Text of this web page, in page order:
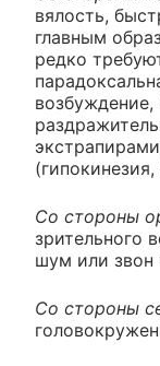
вялость,
главным
редко
Со стороны
зрительного
шум или звон
Со стороны